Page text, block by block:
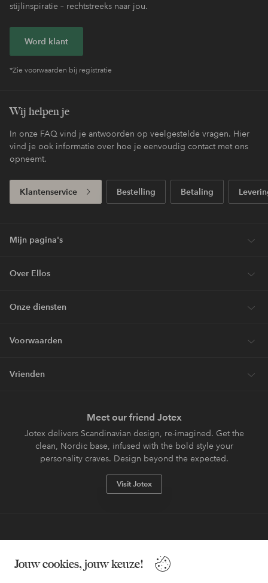
Jouw cookies, jouw keuze!
stijlinspiratie – rechtstreeks naar jou.
Word klant
*Zie voorwaarden bij registratie
Wij helpen je
In onze FAQ vind je antwoorden op veelgestelde vragen. Hier
vind je ook informatie over hoe je eenvoudig contact met ons
opneemt.
Klantenservice Bestelling Betaling
Mijn pagina's
Over Ellos
Onze diensten
Voorwaarden
Vrienden
Meet our friend Jotex
Jotex delivers Scandinavian design, re-imagined. Get the
clean, Nordic base, infused with the bold style your
personality craves. Design beyond the expected.
Visit Jotex
Wil je meer weten over
onze betaalopties